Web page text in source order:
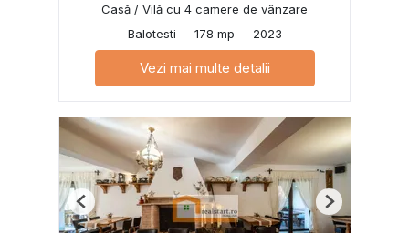
Casă / Vilă cu 4 camere de vânzare
Balotesti
178 mp 2023
Vezi mai multe detalii
Previous Next